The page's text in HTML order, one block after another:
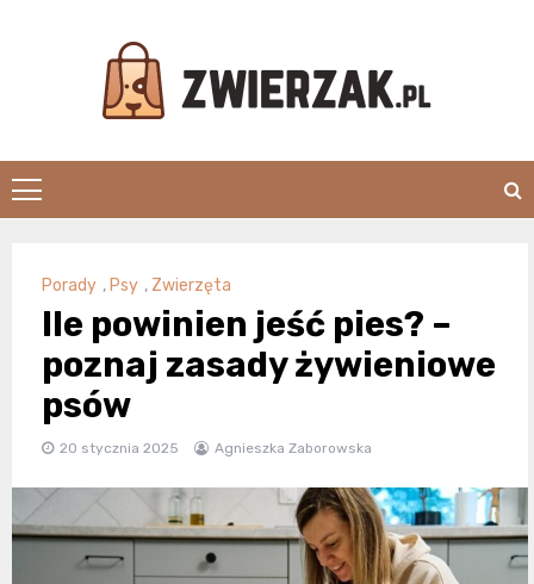
Zwierzak.pl
Porady , Psy , Zwierzęta
Ile powinien jeść pies? –
poznaj zasady żywieniowe
psów
20 stycznia 2025 Agnieszka Zaborowska